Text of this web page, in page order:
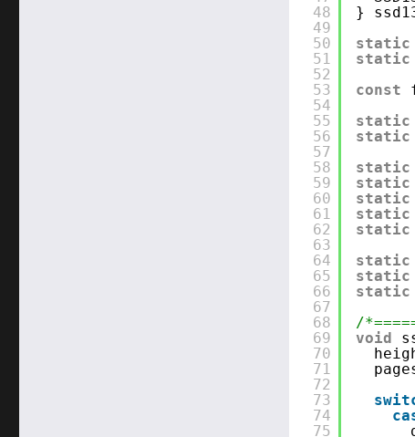
48
49
50
51
52
53
54
55
56
57
58
59
60
61
62
63
64
65
66
67
68
69
70
71
72
73
74
75
}
static
static
const
static
static
static
static
static
static
static
static
static
static
/
void